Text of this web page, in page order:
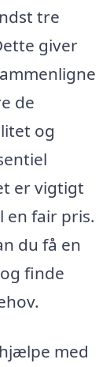
tre
giver
de
og
er vigtigt
fair pris.
du få en
finde
med